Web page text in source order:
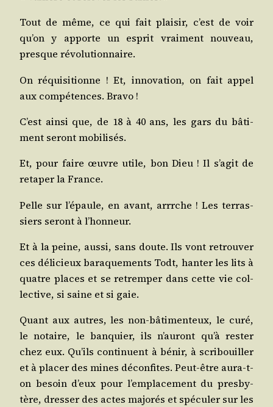
Tout de même, ce qui fait plai­sir, c’est de voir
qu’on y apporte un esprit vrai­ment nou­veau,
presque révolutionnaire.
On réqui­si­tionne ! Et, inno­va­tion, on fait appel
aux com­pé­tences. Bravo !
C’est ain­si que, de 18 à 40 ans, les gars du bâti­
ment seront mobilisés.
Et, pour faire œuvre utile, bon Dieu ! Il s’a­git de
reta­per la France.
Pelle sur l’é­paule, en avant, arrrche ! Les ter­ras­
siers seront à l’honneur.
Et à la peine, aus­si, sans doute. Ils vont retrou­ver
ces déli­cieux bara­que­ments Todt, han­ter les lits à
quatre places et se retrem­per dans cette vie col­
lec­tive, si saine et si gaie.
Quant aux autres, les non-bâti­men­teux, le curé,
le notaire, le ban­quier, ils n’au­ront qu’à res­ter
chez eux. Qu’ils conti­nuent à bénir, à scri­bouiller
et à pla­cer des mines décon­fites. Peut-être aura-t-
on besoin d’eux pour l’emplacement du pres­by­
tère, dres­ser des actes majo­rés et spé­cu­ler sur les